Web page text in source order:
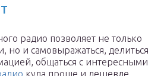
радио позволяет не только
но и самовыражаться, делиться
общаться с интересными
куда проще и дешевле